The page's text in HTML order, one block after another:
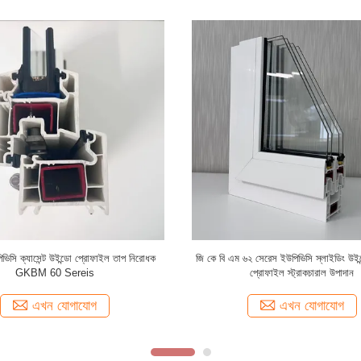
৬০ বি সিরিজ ইউপিভিসি ক্যাসেন্ট উইন্ডো
প্রোফাইল এক্সট্রুড ব্রাউন
এখন যোগাযোগ
GKBM 105 সিরিজ ইউপিভিসি স্লাইডিং
সাদা কাঠামোগত উপাদান
এখন যোগাযোগ